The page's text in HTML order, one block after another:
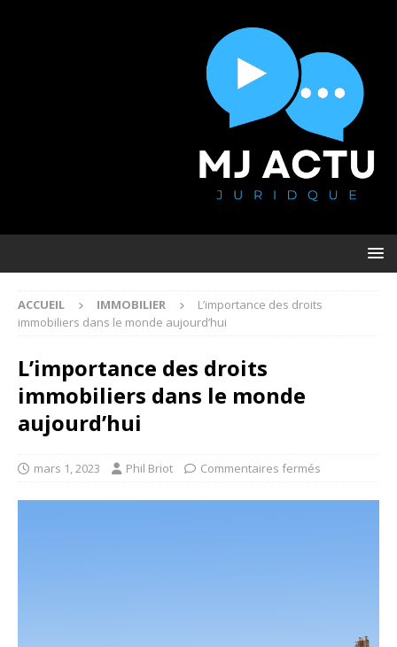
ACCUEIL IMMOBILIER
L’importance des droits
immobiliers dans le monde aujourd’hui
L’importance des droits
immobiliers dans le monde
aujourd’hui
mars 1, 2023 Phil Briot Commentaires fermés